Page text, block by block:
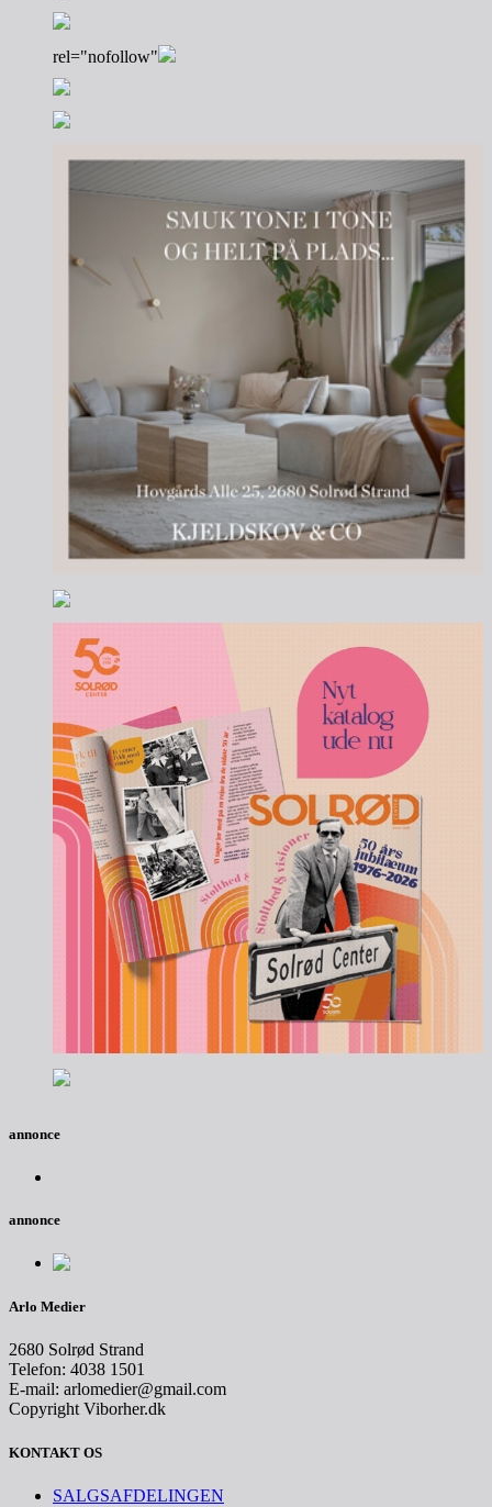
rel="nofollow"
annonce
annonce
Arlo Medier
2680 Solrød Strand
Telefon: 4038 1501
E-mail: arlomedier@gmail.com
Copyright Viborher.dk
KONTAKT OS
SALGSAFDELINGEN